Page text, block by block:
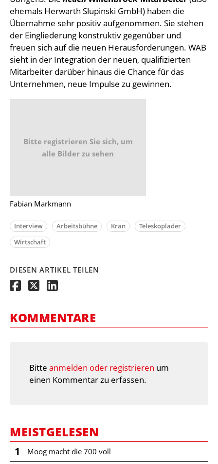
ehemals Herwarth Slupinski GmbH) haben die
Übernahme sehr positiv aufgenommen. Sie stehen
der Eingliederung konstruktiv gegenüber und
freuen sich auf die neuen Herausforderungen. WAB
sieht in der Integration der neuen, qualifizierten
Mitarbeiter darüber hinaus die Chance für das
Unternehmen, neue Impulse zu gewinnen.
Bitte registrieren Sie sich, um
alle Bilder zu sehen
Fabian Markmann
Interview Arbeitsbühne Kran
Teleskoplader
Wirtschaft
DIESEN ARTIKEL TEILEN
KOMMENTARE
Bitte anmelden oder registrieren um
einen Kommentar zu erfassen.
MEISTGELESEN
1 Moog macht die 700 voll